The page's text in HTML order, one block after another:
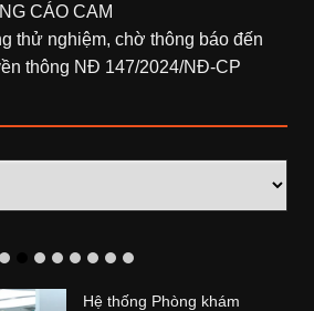
CÁO CAM
thử nghiệm, chờ thông báo đến
thông NĐ 147/2024/NĐ-CP
Hệ thống Phòng khám